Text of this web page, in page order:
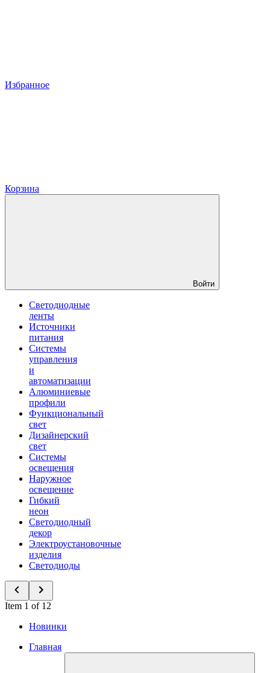
Избранное
Корзина
Войти
Светодиодные
ленты
Источники
питания
Системы
управления
и
автоматизации
Алюминиевые
профили
Функциональный
свет
Дизайнерский
свет
Системы
освещения
Наружное
освещение
Гибкий
неон
Светодиодный
декор
Электроустановочные
изделия
Светодиоды
Item 1 of 12
Новинки
Главная